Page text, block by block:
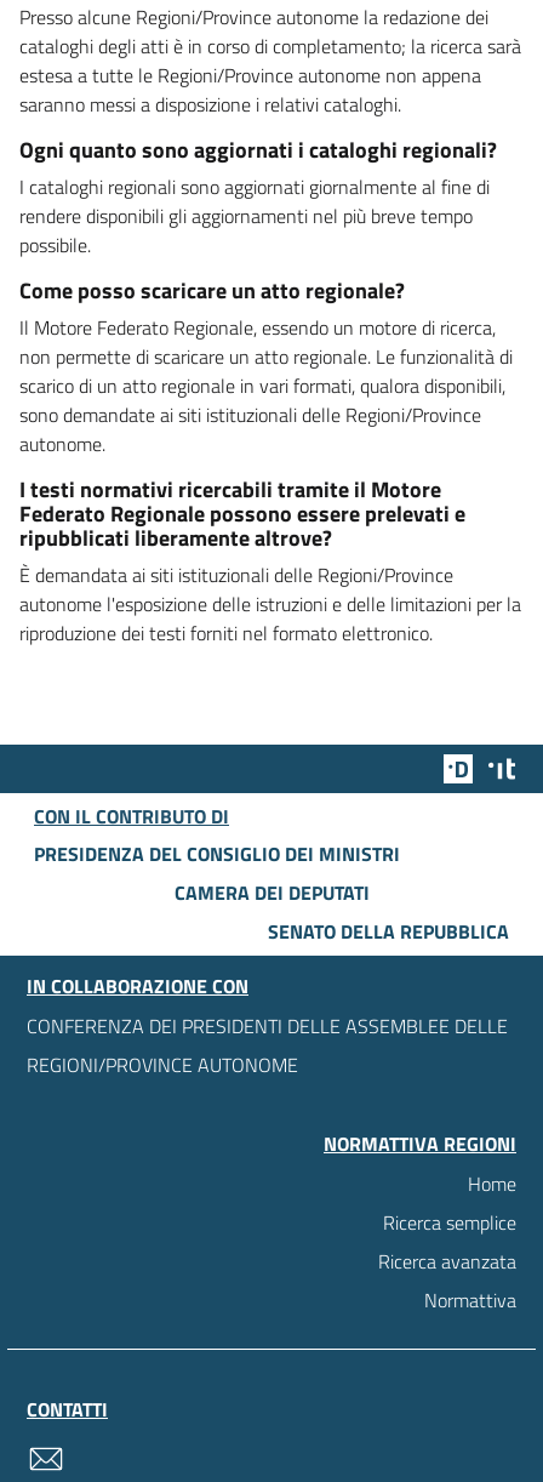
Presso alcune Regioni/Province autonome la redazione dei
cataloghi degli atti è in corso di completamento; la ricerca sarà
estesa a tutte le Regioni/Province autonome non appena
saranno messi a disposizione i relativi cataloghi.
Ogni quanto sono aggiornati i cataloghi regionali?
I cataloghi regionali sono aggiornati giornalmente al fine di
rendere disponibili gli aggiornamenti nel più breve tempo
possibile.
Come posso scaricare un atto regionale?
Il Motore Federato Regionale, essendo un motore di ricerca,
non permette di scaricare un atto regionale. Le funzionalità di
scarico di un atto regionale in vari formati, qualora disponibili,
sono demandate ai siti istituzionali delle Regioni/Province
autonome.
I testi normativi ricercabili tramite il Motore
Federato Regionale possono essere prelevati e
ripubblicati liberamente altrove?
È demandata ai siti istituzionali delle Regioni/Province
autonome l'esposizione delle istruzioni e delle limitazioni per la
riproduzione dei testi forniti nel formato elettronico.
Team
CON IL CONTRIBUTO DI
PRESIDENZA DEL CONSIGLIO DEI MINISTRI
CAMERA DEI DEPUTATI
SENATO DELLA REPUBBLICA
IN COLLABORAZIONE CON
CONFERENZA DEI PRESIDENTI DELLE ASSEMBLEE DELLE
REGIONI/PROVINCE AUTONOME
NORMATTIVA REGIONI
Home
Ricerca semplice
Ricerca avanzata
Normattiva
CONTATTI